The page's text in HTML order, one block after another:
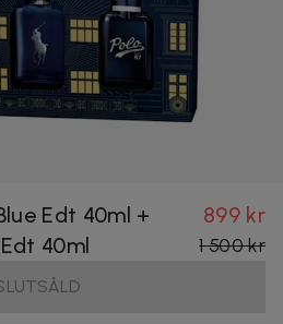
Edt 40ml +
40ml
899 kr
1 500 kr